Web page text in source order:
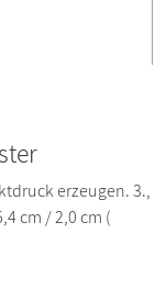
erzeugen. 3.,
cm / 2,0 cm (